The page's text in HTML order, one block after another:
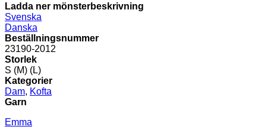
Ladda ner mönsterbeskrivning
Svenska
Danska
Beställningsnummer
23190-2012
Storlek
S (M) (L)
Kategorier
Dam, Kofta
Garn
Emma